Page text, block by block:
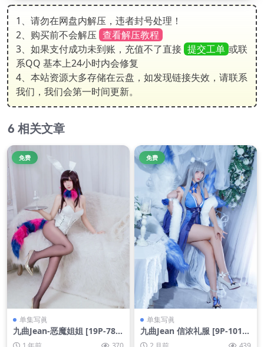
1、请勿在网盘内解压，违者封号处理！
2、购买前不会解压 查看解压教程
3、如果支付成功未到账，充值不了直接 提交工单 或联
系QQ 基本上24小时内会修复
4、本站资源大多存储在云盘，如发现链接失效，请联系
我们，我们会第一时间更新。
相关文章
免费
单集写眞
九曲Jean-恶魔姐姐 [19P-78M
B]
免费
单集写眞
九曲Jean 信浓礼服 [9P-101M
B]